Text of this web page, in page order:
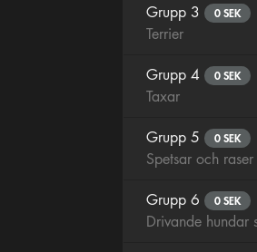
Grupp 3 0 SEK
Terrier
Grupp 4 0 SEK
Taxar
Grupp 5 0 SEK
Spetsar och
Grupp 6 0 SEK
Drivande hundar